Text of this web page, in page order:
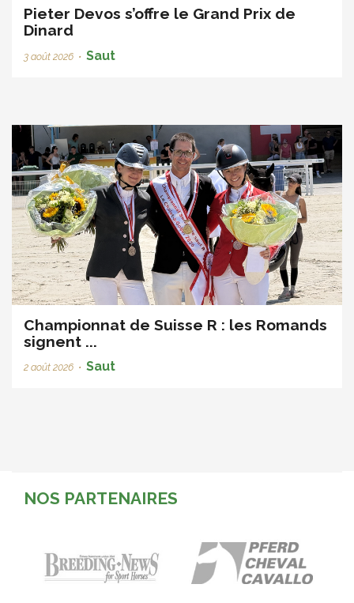
Pieter Devos s’offre le Grand Prix de
Dinard
3 août 2026 • Saut
Championnat de Suisse R : les Romands
signent ...
2 août 2026 • Saut
NOS PARTENAIRES